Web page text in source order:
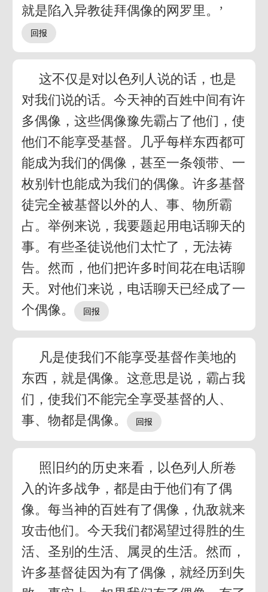
就是陷入异教徒拜偶像的网罗里。’
这不仅是对以色列人说的话，也是
对我们说的话。今天神的百姓中间有许
多偶像，这些偶像豫先霸占了他们，使
他们不能享受基督。几乎每样东西都可
能成为我们的偶像，甚至一条领带、一
枚别针也能成为我们的偶像。许多基督
徒完全被基督以外的人、事、物所霸
占。举例来说，我要题起用电话聊天的
事。有些圣徒说他们太忙了，无法祷
告。然而，他们把许多时间花在电话聊
天。对他们来说，电话聊天已经成了一
个偶像。
凡是使我们不能享受基督作美地的
东西，就是偶像。这意思是说，霸占我
们，使我们不能完全享受基督的人、
事、物都是偶像。
照旧约的历史来看，以色列人所卷
入的许多战争，都是由于他们有了偶
像。每当神的百姓有了偶像，仇敌就来
攻击他们。今天我们都渴望过得胜的生
活、圣别的生活、属灵的生活。然而，
许多基督徒因为有了偶像，就经历到失